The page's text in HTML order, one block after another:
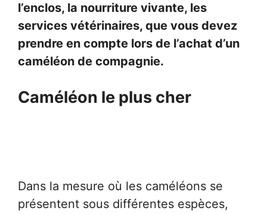
l’enclos, la nourriture vivante, les
services vétérinaires, que vous devez
prendre en compte lors de l’achat d’un
caméléon de compagnie.
Caméléon le plus cher
Dans la mesure où les caméléons se
présentent sous différentes espèces,